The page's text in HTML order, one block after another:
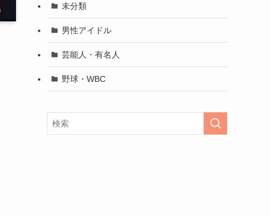
未分類
男性アイドル
芸能人・有名人
野球・WBC